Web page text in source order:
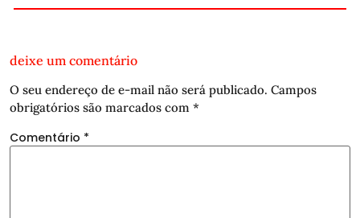
deixe um comentário
O seu endereço de e-mail não será publicado. Campos
obrigatórios são marcados com *
Comentário *